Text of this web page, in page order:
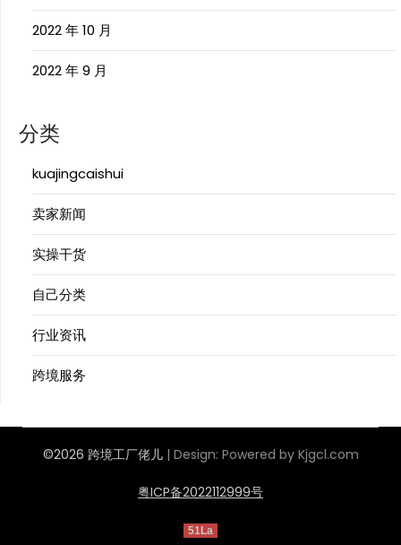
2022 年 10 月
2022 年 9 月
分类
kuajingcaishui
卖家新闻
实操干货
自己分类
行业资讯
跨境服务
©2026 跨境工厂佬儿 | Design: Powered by Kjgcl.com
粤ICP备2022112999号
51La